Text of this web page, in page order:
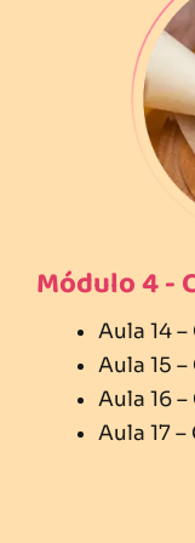
Módulo 4 -
Aula 14
Aula 15
Aula 16
Aula 17